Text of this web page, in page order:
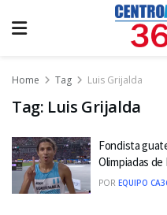
Home Tag Luis Grijalda
Tag: Luis Grijalda
Fondista
Olimpiadas de
POR EQUIPO